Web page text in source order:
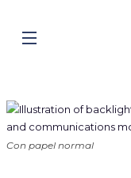
Con papel normal